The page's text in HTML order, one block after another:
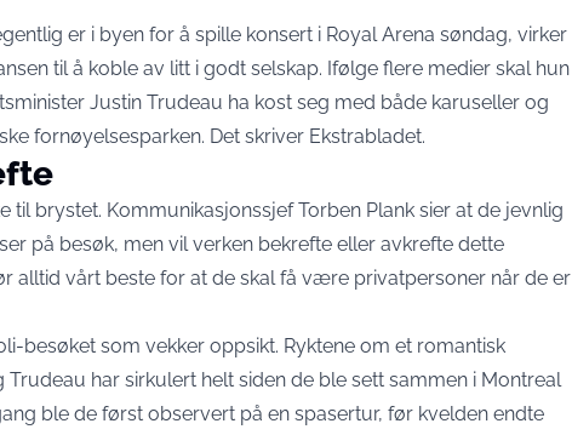
er i byen for å spille konsert i Royal Arena søndag, virker
til å koble av litt i godt selskap. Ifølge flere medier skal hun
Justin Trudeau ha kost seg med både karuseller og
fornøyelsesparken. Det skriver Ekstrabladet.
til brystet. Kommunikasjonssjef Torben Plank sier at de jevnlig
på besøk, men vil verken bekrefte eller avkrefte dette
alltid vårt beste for at de skal få være privatpersoner når de er
besøket som vekker oppsikt. Ryktene om et romantisk
har sirkulert helt siden de ble sett sammen i Montreal
ble de først observert på en spasertur, før kvelden endte